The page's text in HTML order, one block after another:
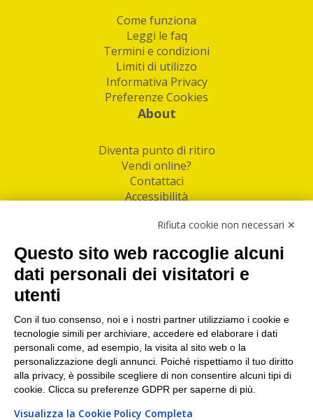
Come funziona
Leggi le faq
Termini e condizioni
Limiti di utilizzo
Informativa Privacy
Preferenze Cookies
About
Diventa punto di ritiro
Vendi online?
Contattaci
Accessibilità
Facebook
Linkedin
I nostri punti di ritiro e spedizione pacchi nelle
maggiori città italiane
Torino|Milano|Roma|Bologna|Firenze| Genova
Napoli|Varese
Rifiuta cookie non necessari ✕
Questo sito web raccoglie alcuni
dati personali dei visitatori e
utenti
Con il tuo consenso, noi e i nostri partner utilizziamo i cookie e
tecnologie simili per archiviare, accedere ed elaborare i dati
personali come, ad esempio, la visita al sito web o la
personalizzazione degli annunci. Poiché rispettiamo il tuo diritto
alla privacy, è possibile scegliere di non consentire alcuni tipi di
cookie. Clicca su preferenze GDPR per saperne di più.
Visualizza la Cookie Policy Completa